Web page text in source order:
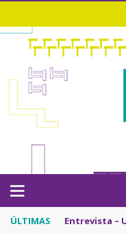
ÚLTIMAS Entrevista –